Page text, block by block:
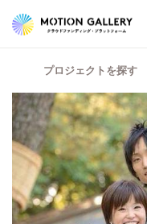
プロジェクトを探す